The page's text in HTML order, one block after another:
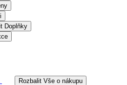
Doplňky
Rozbalit Vše o nákupu